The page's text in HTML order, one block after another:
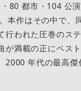
80 都市・104 公
本作はその中で、
⾏われた圧巻のス
が満載の正にベス
年代の最⾼傑